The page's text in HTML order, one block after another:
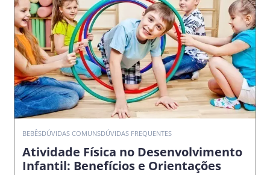
BEBÊSDÚVIDAS COMUNSDÚVIDAS FREQUENTES
Atividade Física no Desenvolvimento
Infantil: Benefícios e Orientações